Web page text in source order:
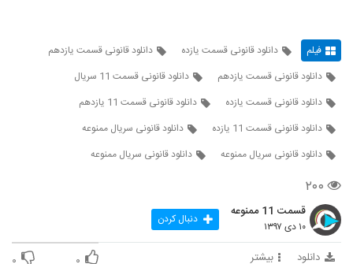
فیلم دانلود قانونی قسمت یازده
دانلود قانونی قسمت یازدهم
دانلود قانونی قسمت یازدهم
دانلود قانونی قسمت 11 سریال
دانلود قانونی قسمت یازده
دانلود قانونی قسمت 11 یازدهم
دانلود قانونی قسمت 11 یازده
دانلود قانونی سریال ممنوعه
دانلود قانونی سریال ممنوعه
دانلود قانونی سریال ممنوعه
۲۰۰
قسمت 11 ممنوعه
۱۰ دی ۱۳۹۷ دنبال کردن
دانلود بیشتر